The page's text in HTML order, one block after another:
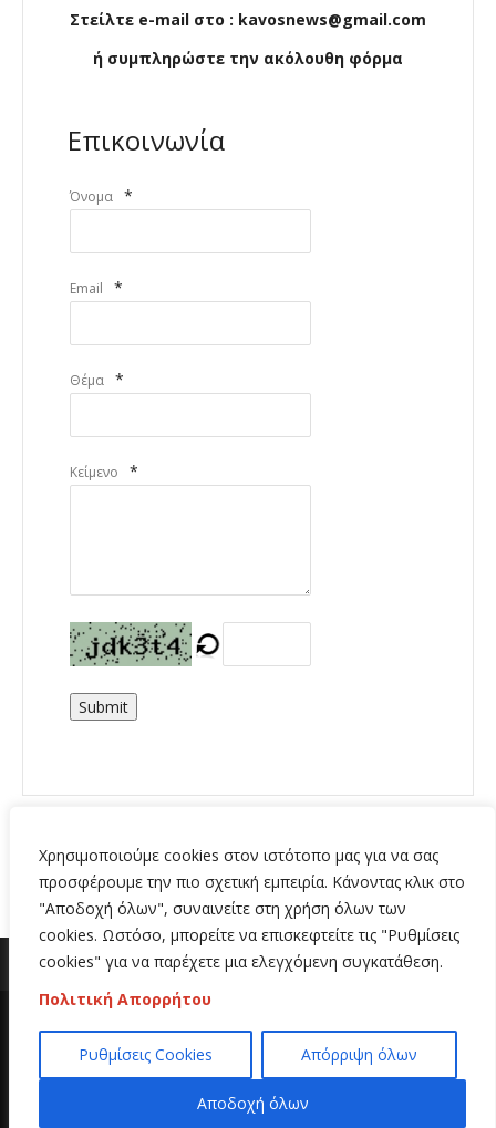
Χρησιμοποιούμε cookies στον ιστότοπο μας για να σας
προσφέρουμε την πιο σχετική εμπειρία. Κάνοντας κλικ στο
"Αποδοχή όλων", συναινείτε στη χρήση όλων των
cookies. Ωστόσο, μπορείτε να επισκεφτείτε τις "Ρυθμίσεις
cookies" για να παρέχετε μια ελεγχόμενη συγκατάθεση.
Πολιτική Απορρήτου
Ρυθμίσεις Cookies Απόρριψη όλων
Αποδοχή όλων
Στείλτε e-mail στο : kavosnews@gmail.com
ή συμπληρώστε την ακόλουθη φόρμα
Επικοινωνία
Όνομα *
Email *
Θέμα *
Κείμενο *
Submit
Copyright 2020 | All Rights Reserved | Κατασκευή
ιστοσελίδων
Hi Web